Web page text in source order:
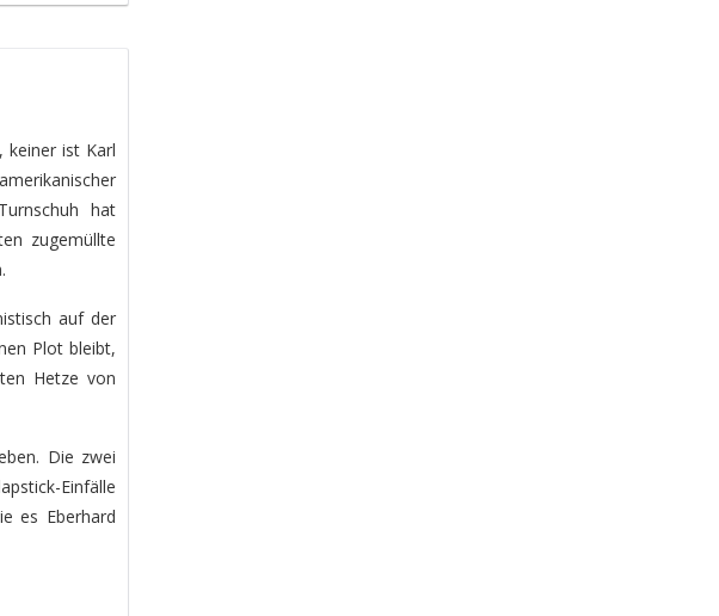
keiner ist Karl
hat
zugemüllte
auf der
Plot bleibt,
Hetze von
Die zwei
Einfälle
es Eberhard